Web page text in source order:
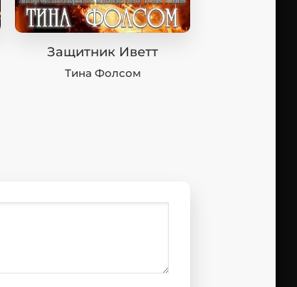
Защитник Иветт
Тина Фолсом